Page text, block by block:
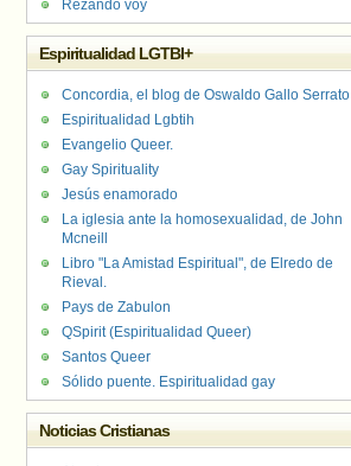
Rezando voy
Espiritualidad LGTBI+
Concordia, el blog de Oswaldo Gallo Serrato
Espiritualidad Lgbtih
Evangelio Queer.
Gay Spirituality
Jesús enamorado
La iglesia ante la homosexualidad, de John
Mcneill
Libro "La Amistad Espiritual", de Elredo de
Rieval.
Pays de Zabulon
QSpirit (Espiritualidad Queer)
Santos Queer
Sólido puente. Espiritualidad gay
Noticias Cristianas